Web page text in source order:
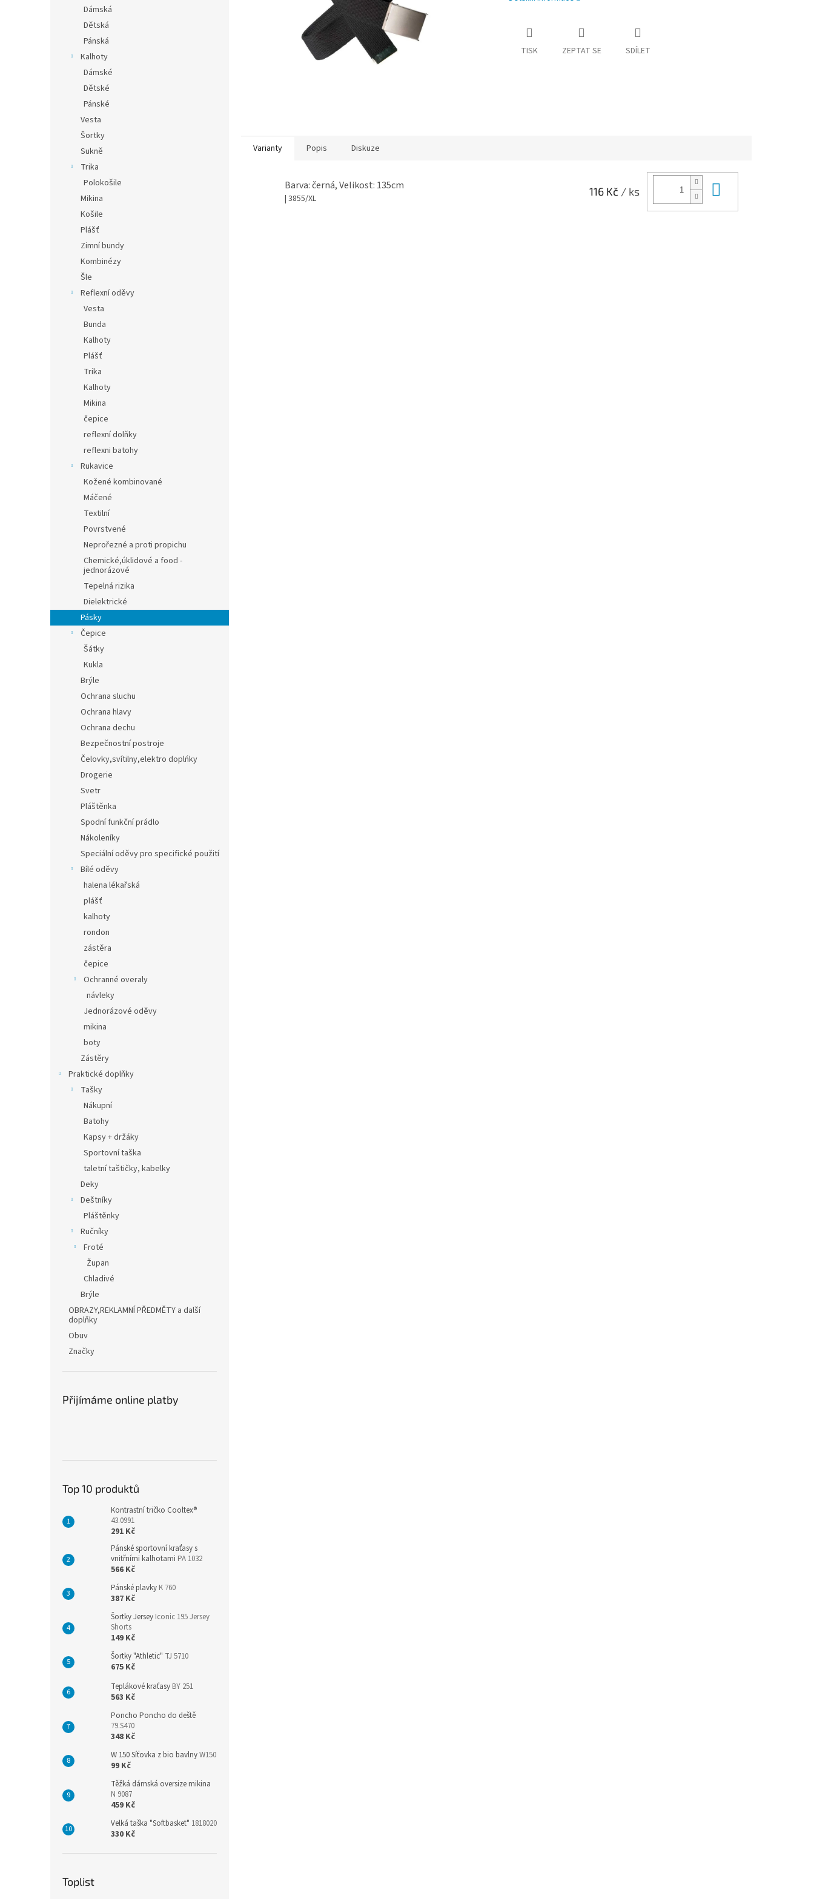
Dámská
Dětská
Pánská
Kalhoty
Dámské
Dětské
Pánské
Vesta
Šortky
Sukně
Trika
Polokošile
Mikina
Košile
Plášť
Zimní bundy
Kombinézy
Šle
Reflexní oděvy
Vesta
Bunda
Kalhoty
Plášť
Trika
Kalhoty
Mikina
čepice
reflexní dolňky
reflexni batohy
Rukavice
Kožené kombinované
Máčené
Textilní
Povrstvené
Neprořezné a proti propichu
Chemické,úklidové a food -
jednorázové
Tepelná rizika
Dielektrické
Pásky
Čepice
Šátky
Kukla
Brýle
Ochrana sluchu
Ochrana hlavy
Ochrana dechu
Bezpečnostní postroje
Čelovky,svítilny,elektro doplńky
Drogerie
Svetr
Pláštěnka
Spodní funkční prádlo
Nákoleníky
Speciální oděvy pro specifické použití
Bílé oděvy
halena lékařská
plášť
kalhoty
rondon
zástěra
čepice
Ochranné overaly
návleky
Jednorázové oděvy
mikina
boty
Zástěry
Praktické doplňky
Tašky
Nákupní
Batohy
Kapsy + držáky
Sportovní taška
taletní taštičky, kabelky
Deky
Deštníky
Pláštěnky
Ručníky
Froté
Župan
Chladivé
Brýle
OBRAZY,REKLAMNÍ PŘEDMĚTY a další
doplňky
Obuv
Značky
Přijímáme online platby
Top 10 produktů
Kontrastní tričko Cooltex®
43.0991
291 Kč
Pánské sportovní kraťasy s
vnitřními kalhotami PA 1032
566 Kč
Pánské plavky K 760
387 Kč
Šortky Jersey Iconic 195 Jersey
Shorts
149 Kč
Šortky "Athletic" TJ 5710
675 Kč
Teplákové kraťasy BY 251
563 Kč
Poncho Poncho do deště
79.S470
348 Kč
W 150 Síťovka z bio bavlnyW150
99 Kč
Těžká dámská oversize mikina
N 9087
459 Kč
Velká taška "Softbasket" 1818020
330 Kč
Toplist
TISK ZEPTAT SE SDÍLET
Varianty Popis Diskuze
Barva: černá, Velikost: 135cm
| 3855/XL
116 Kč / ks